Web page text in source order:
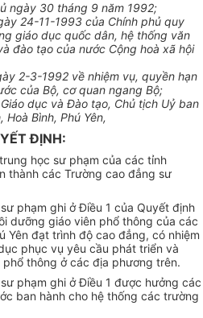
ngày 30 tháng 9 năm 1992;
24-11-1993 của Chính phủ quy
giáo dục quốc dân, hệ thống văn
đào tạo của nước Cộng hoà xã hội
2-3-1992 về nhiệm vụ, quyền hạn
của Bộ, cơ quan ngang Bộ;
dục và Đào tạo, Chủ tịch Uỷ ban
Bình, Phú Yên,
ĐỊNH:
học sư phạm của các tỉnh
thành các Trường cao đẳng sư
phạm ghi ở Điều 1 của Quyết định
dưỡng giáo viên phổ thông của các
Yên đạt trình độ cao đẳng, có nhiệm
phục vụ yêu cầu phát triển và
thông ở các địa phương trên.
phạm ghi ở Điều 1 được hưởng các
ban hành cho hệ thống các trường